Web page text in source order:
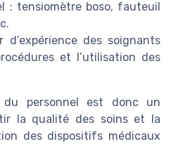
: tensiomètre boso, fauteuil
d’expérience des soignants
et l’utilisation des
personnel est donc un
la qualité des soins et la
des dispositifs médicaux